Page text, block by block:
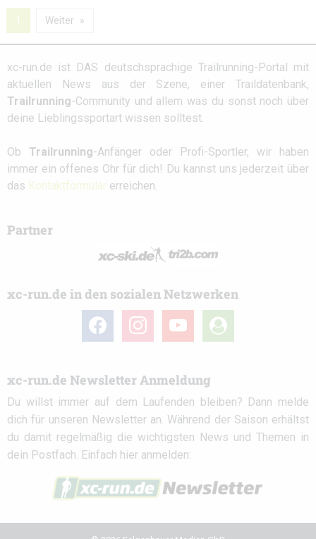
1 Weiter
xc-run.de ist DAS deutschsprachige Trailrunning-Portal mit
aktuellen News aus der Szene, einer Traildatenbank,
Trailrunning-Community und allem was du sonst noch über
deine Lieblingssportart wissen solltest.
Ob Trailrunning-Anfänger oder Profi-Sportler, wir haben
immer ein offenes Ohr für dich! Du kannst uns jederzeit über
das Kontaktformular erreichen.
Partner
xc-run.de in den sozialen Netzwerken
facebook instagramyoutube
user-
circle
xc-run.de Newsletter Anmeldung
Du willst immer auf dem Laufenden bleiben? Dann melde
dich für unseren Newsletter an. Während der Saison erhältst
du damit regelmäßig die wichtigsten News und Themen in
dein Postfach. Einfach hier anmelden: